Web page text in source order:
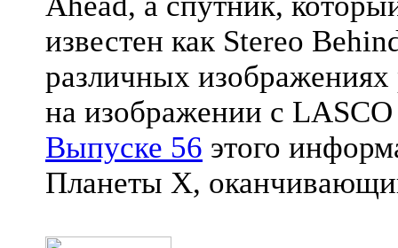
известен как Stereo
различных
на изображении с
Выпуске 56 этого
Планеты X,